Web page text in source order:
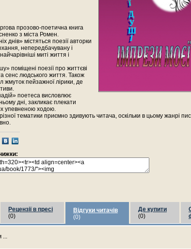
прозово-поетична книга
з міста Ромен.
днів» містяться поезії авторки
непередбачувану і
миті життя і
поміщені поезії про життєві
сенс людського життя. Також
жмуток пейзажної лірики, де
поетеса висловлює
дні, закликає плекати
упевненою ходою.
тематики приємно здивують читача, оскільки в цьому жанрі
Рецензії в пресі
(0)
Відгуки читачів
(0)
Де купити
(0)
...